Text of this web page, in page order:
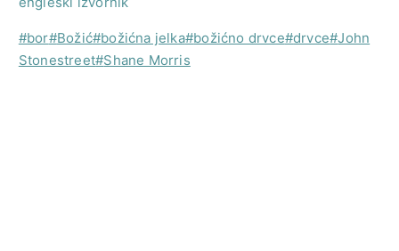
Post
Tags:
#bor#Božić#božićna jelka#božićno drvce#drvce#John
Stonestreet#Shane Morris